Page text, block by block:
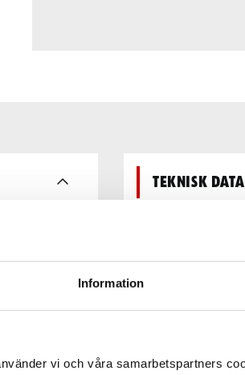
Information
vi och våra samarbetspartners
Teknisk data